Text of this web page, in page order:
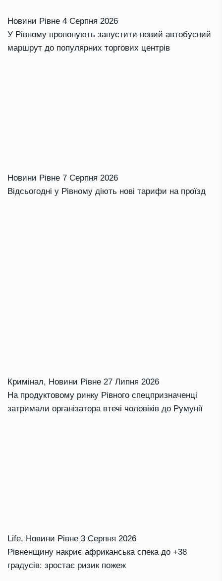
Новини Рівне 4 Серпня 2026
У Рівному пропонують запустити новий автобусний
маршрут до популярних торгових центрів
Новини Рівне 7 Серпня 2026
Відсьогодні у Рівному діють нові тарифи на проїзд
Кримінал, Новини Рівне 27 Липня 2026
На продуктовому ринку Рівного спецпризначенці
затримали організатора втечі чоловіків до Румунії
Life, Новини Рівне 3 Серпня 2026
Рівненщину накриє африканська спека до +38
градусів: зростає ризик пожеж